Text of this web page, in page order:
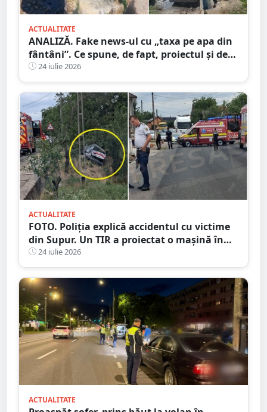
ACTUALITATE
ANALIZĂ. Fake news-ul cu „taxa pe apa din
fântâni”. Ce spune, de fapt, proiectul și de
unde a pornit dezinformarea
24 iulie 2026
ACTUALITATE
FOTO. Poliția explică accidentul cu victime
din Supur. Un TIR a proiectat o mașină în
șanț24 iulie 2026
ACTUALITATE